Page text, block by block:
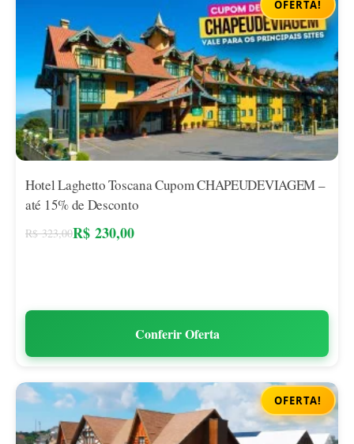
OFERTA!
Hotel Laghetto Toscana Cupom CHAPEUDEVIAGEM –
até 15% de Desconto
R$323,00R$ 230,00
Conferir Oferta
OFERTA!